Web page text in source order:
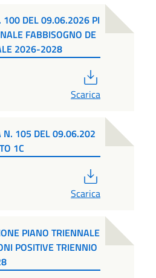
100 DEL 09.06.2026 PI
FABBISOGNO DE
2026-2028
Scarica
N. 105 DEL 09.06.202
1C
Scarica
PIANO TRIENNALE
POSITIVE TRIENNIO